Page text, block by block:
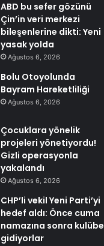
ABD bu sefer gözünü
Çin’in veri merkezi
bileşenlerine dikti: Yeni
yasak yolda
Ağustos 6, 2026
Bolu Otoyolunda
Bayram Hareketliliği
Ağustos 6, 2026
Çocuklara yönelik
projeleri yönetiyordu!
Gizli operasyonla
yakalandı
Ağustos 6, 2026
CHP’li vekil Yeni Parti’yi
hedef aldı: Önce cuma
namazına sonra kulübe
gidiyorlar